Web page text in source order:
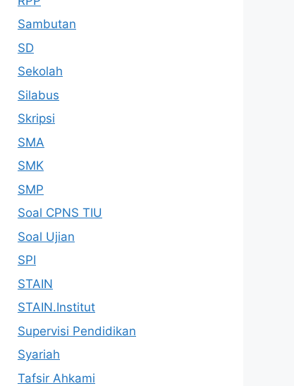
Sambutan
SD
Sekolah
Silabus
Skripsi
SMA
SMK
SMP
Soal CPNS TIU
Soal Ujian
SPI
STAIN
STAIN.Institut
Supervisi Pendidikan
Syariah
Tafsir Ahkami